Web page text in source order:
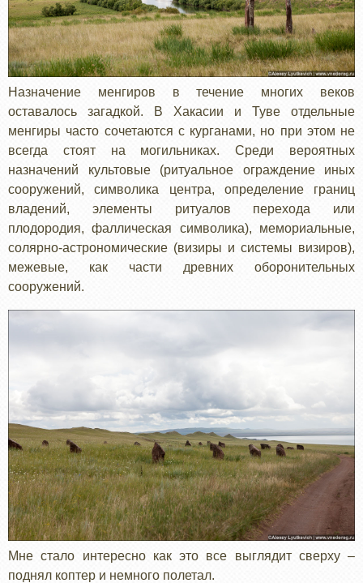
Назначение менгиров в течение многих веков
оставалось загадкой. В Хакасии и Туве отдельные
менгиры часто сочетаются с курганами, но при этом не
всегда стоят на могильниках. Среди вероятных
назначений культовые (ритуальное ограждение иных
сооружений, символика центра, определение границ
владений, элементы ритуалов перехода или
плодородия, фаллическая символика), мемориальные,
солярно-астрономические (визиры и системы визиров),
межевые, как части древних оборонительных
сооружений.
Мне стало интересно как это все выглядит сверху –
поднял коптер и немного полетал.